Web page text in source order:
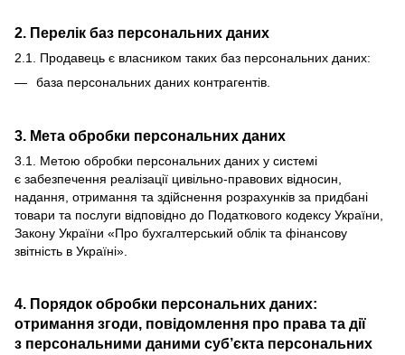
2. Перелік баз персональних даних
2.1. Продавець є власником таких баз персональних даних:
база персональних даних контрагентів.
3. Мета обробки персональних даних
3.1. Метою обробки персональних даних у системі
є забезпечення реалізації цивільно-правових відносин,
надання, отримання та здійснення розрахунків за придбані
товари та послуги відповідно до Податкового кодексу України,
Закону України «Про бухгалтерський облік та фінансову
звітність в Україні».
4. Порядок обробки персональних даних:
отримання згоди, повідомлення про права та дії
з персональними даними суб’єкта персональних